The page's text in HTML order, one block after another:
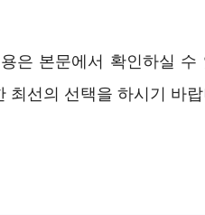
은 본문에서 확인하실
최선의 선택을 하시기 바